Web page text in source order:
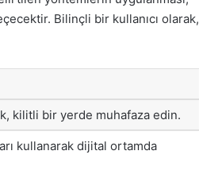
Bilinçli bir kullanıcı olarak,
kilitli bir yerde muhafaza edin.
kullanarak dijital ortamda